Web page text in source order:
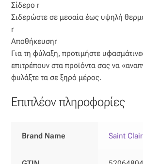
Οργάντζα με ταφτά
Οργάντζα με φλοκ
Οργάντζα μεταξωτή
Σίδερο r
Σιδερώστε σε μεσαία έως υψηλή
r
Αποθήκευσηr
Για τη φύλαξη, προτιμήστε
επιτρέπουν στα προϊόντα σας να
φυλάξτε τα σε ξηρό μέρος.
Επιπλέον πληροφορίες
Brand Name Saint Clair